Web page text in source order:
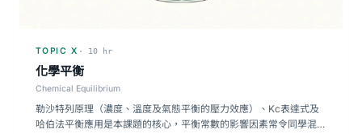
TOPIC X · 10 hr
化學平衡
Chemical Equilibrium
勒沙特列原理（濃度、溫度及氣態平衡的壓力效應）、Kc表達式及
哈伯法平衡應用是本課題的核心，平衡常數的影響因素常令同學混